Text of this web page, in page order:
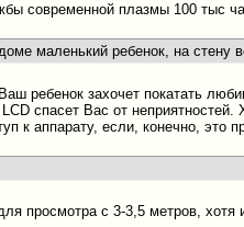
современной плазмы 100 тыс
маленький ребенок, на стену
ребенок захочет покатать
спасет Вас от
к аппарату, если, конечно, это
просмотра с 3-3,5 метров,